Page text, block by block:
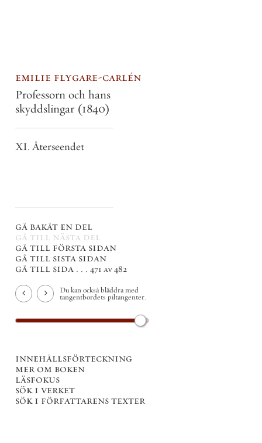
emilie flygare-carlén
Professorn och hans
skyddslingar (1840)
XI. Återseendet
gå bakåt en del
gå till nästa del
gå till första sidan
gå till sista sidan
gå till sida . . . 471 av 482
Du kan också bläddra med
tangentbordets piltangenter.
innehållsförteckning
mer om boken
läsfokus
sök i verket
sök i författarens texter